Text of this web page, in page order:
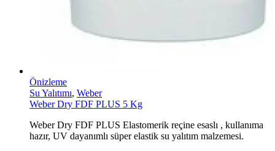
Önizleme
Su Yalıtımı, Weber
Weber Dry FDF PLUS 5 Kg
Weber Dry FDF PLUS Elastomerik reçine esaslı , kullanıma
hazır, UV dayanımlı süper elastik su yalıtım malzemesi.